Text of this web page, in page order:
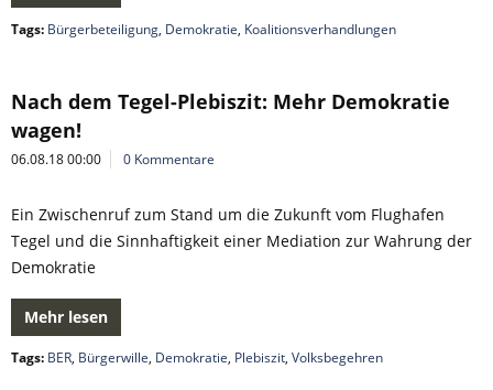
Tags: Bürgerbeteiligung, Demokratie, Koalitionsverhandlungen
Nach dem Tegel-Plebiszit: Mehr Demokratie
wagen!
06.08.18 00:00 0 Kommentare
Ein Zwischenruf zum Stand um die Zukunft vom Flughafen
Tegel und die Sinnhaftigkeit einer Mediation zur Wahrung der
Demokratie
Mehr lesen
Tags: BER, Bürgerwille, Demokratie, Plebiszit, Volksbegehren